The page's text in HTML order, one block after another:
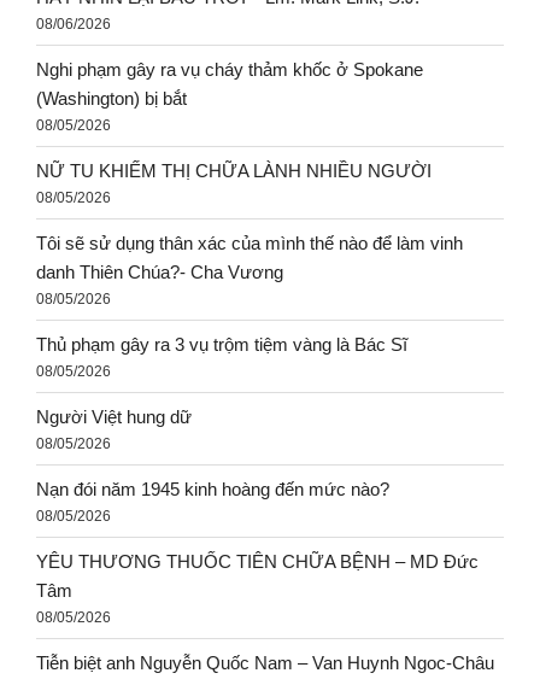
08/06/2026
Nghi phạm gây ra vụ cháy thảm khốc ở Spokane
(Washington) bị bắt
08/05/2026
NỮ TU KHIẾM THỊ CHỮA LÀNH NHIỀU NGƯỜI
08/05/2026
Tôi sẽ sử dụng thân xác của mình thế nào để làm vinh
danh Thiên Chúa?- Cha Vương
08/05/2026
Thủ phạm gây ra 3 vụ trộm tiệm vàng là Bác Sĩ
08/05/2026
Người Việt hung dữ
08/05/2026
Nạn đói năm 1945 kinh hoàng đến mức nào?
08/05/2026
YÊU THƯƠNG THUỐC TIÊN CHỮA BỆNH – MD Đức
Tâm
08/05/2026
Tiễn biệt anh Nguyễn Quốc Nam – Van Huynh Ngoc-Châu